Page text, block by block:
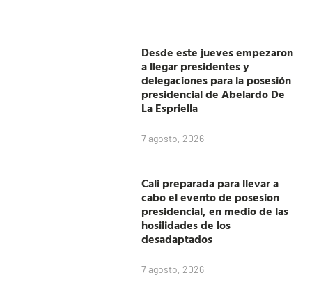
Desde este jueves empezaron
a llegar presidentes y
delegaciones para la posesión
presidencial de Abelardo De
La Espriella
7 agosto, 2026
Cali preparada para llevar a
cabo el evento de posesion
presidencial, en medio de las
hosilidades de los
desadaptados
7 agosto, 2026